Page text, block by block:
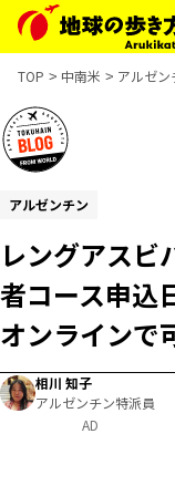
TOP 中南米 アルゼン
アルゼンチン
レングアスビ
者コース申込
オンラインで
相川 知子
アルゼンチン特派員
AD